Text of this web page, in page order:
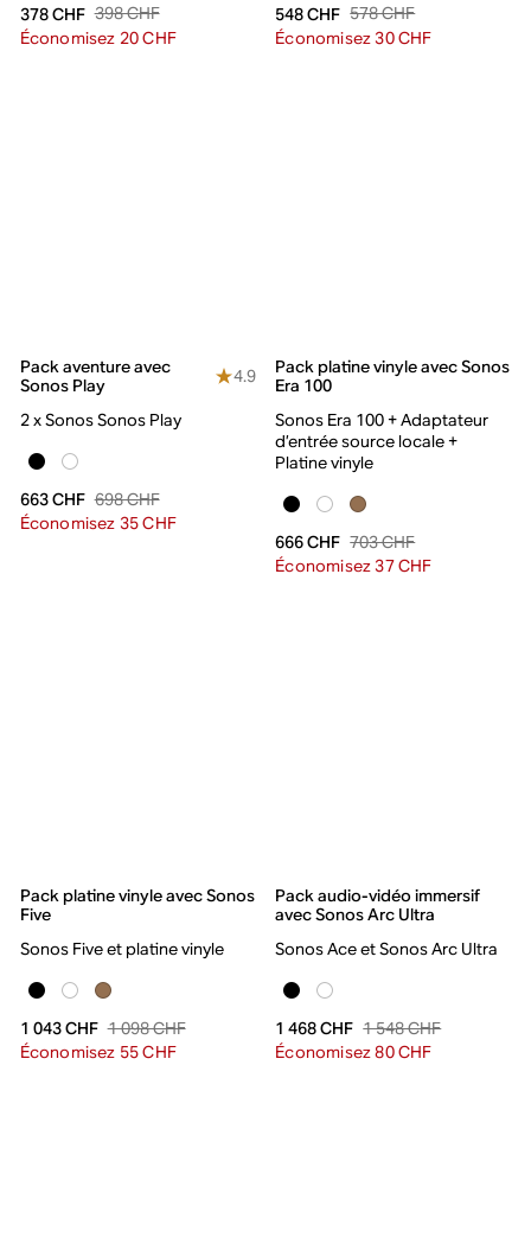
378 CHF 398 CHF
Économisez 20 CHF
548 CHF 578 CHF
Économisez 30 CHF
Pack aventure avec
Sonos Play
4.9
2 x Sonos Sonos Play
663 CHF 698 CHF
Économisez 35 CHF
Pack platine vinyle avec Sonos
Era 100
Sonos Era 100 + Adaptateur
d’entrée source locale +
Platine vinyle
666 CHF 703 CHF
Économisez 37 CHF
Pack platine vinyle avec Sonos
Five
Sonos Five et platine vinyle
1 043 CHF 1 098 CHF
Économisez 55 CHF
Pack audio-vidéo immersif
avec Sonos Arc Ultra
Sonos Ace et Sonos Arc Ultra
1 468 CHF 1 548 CHF
Économisez 80 CHF